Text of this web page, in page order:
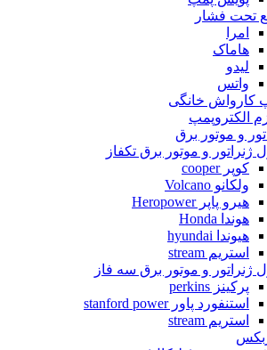
تحت فشار
امرا
هاماک
لیدو
واتس
کارواش خانگی
الکتروپمپ
و موتور برق
ژنراتور و موتور برق تکفاز
کوپر cooper
ولکانو Volcano
هیرو پاپر Heropower
هوندا Honda
هیوندا hyundai
استریم stream
ژنراتور و موتور برق سه فاز
پرکینز perkins
استنفورد پاور stanford power
استریم stream